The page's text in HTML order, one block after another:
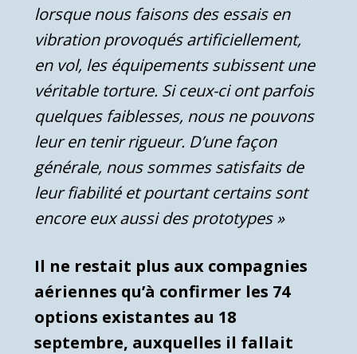
lorsque nous faisons des essais en
vibration provoqués artificiellement,
en vol, les équipements subissent une
véritable torture. Si ceux-ci ont parfois
quelques faiblesses, nous ne pouvons
leur en tenir rigueur. D’une façon
générale, nous sommes satisfaits de
leur fiabilité et pourtant certains sont
encore eux aussi des prototypes »
Il ne restait plus aux compagnies
aériennes qu’à confirmer les 74
options existantes au 18
septembre, auxquelles il fallait